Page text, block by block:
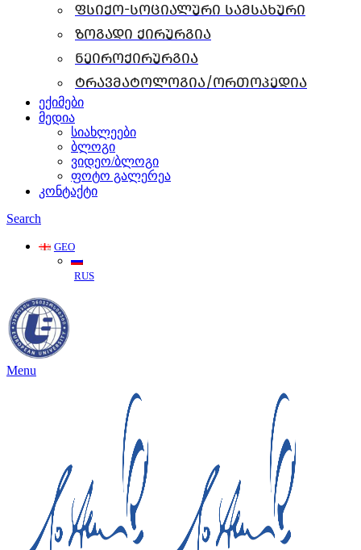
ფსიქო-სოციალური სამსახური
ზოგადი ქირურგია
ნეიროქირურგია
ტრავმატოლოგია/ორთოპედია
ექიმები
მედია
სიახლეები
ბლოგი
ვიდეო/ბლოგი
ფოტო გალერეა
კონტაქტი
Search
GEO
RUS
Menu